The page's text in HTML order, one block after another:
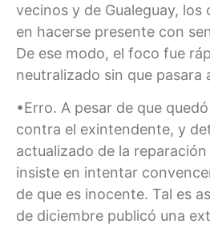
vecinos y de Gualeguay, los
en hacerse presente con
De ese modo, el foco fue
neutralizado sin que pasara
•Erro. A pesar de que
contra el exintendente, y
actualizado de la
insiste en intentar
de que es inocente. Tal es
de diciembre publicó una